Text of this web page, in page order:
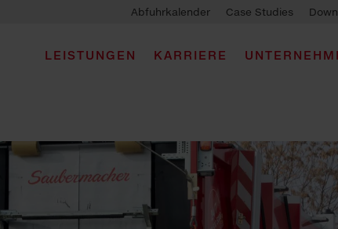
Abfuhrkalender Case Studies
LEISTUNGEN KARRIERE